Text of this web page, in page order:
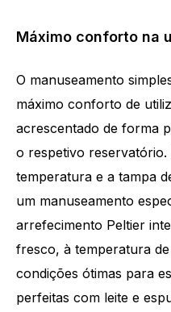
Máximo conforto na
O manuseamento
máximo conforto de
acrescentado de forma
o respetivo reservatório.
temperatura e a tampa
um manuseamento
arrefecimento Peltier
fresco, à temperatura
condições ótimas para
perfeitas com leite e